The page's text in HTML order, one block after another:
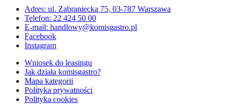
Adres: ul. Zabraniecka 75, 03-787 Warszawa
Telefon: 22 424 50 00
E-mail: handlowy@komisgastro.pl
Facebook
Instagram
Wniosek do leasingu
Jak działa komisgastro?
Mapa kategorii
Polityka prywatności
Polityka cookies